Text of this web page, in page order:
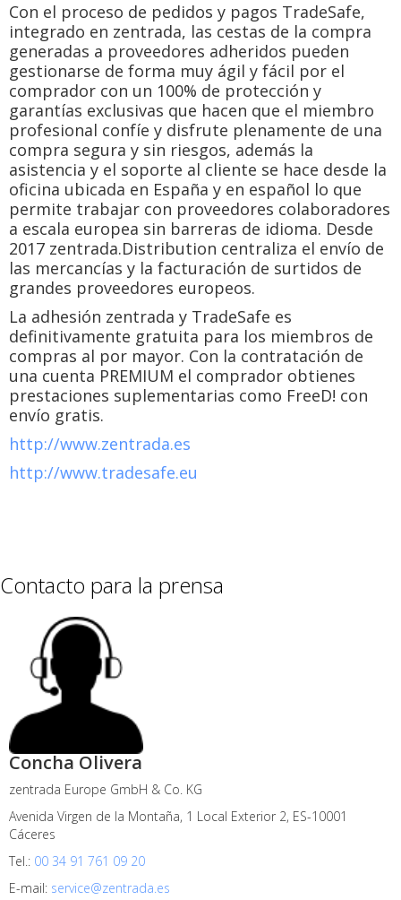
Con el proceso de pedidos y pagos TradeSafe,
integrado en zentrada, las cestas de la compra
generadas a proveedores adheridos pueden
gestionarse de forma muy ágil y fácil por el
comprador con un 100% de protección y
garantías exclusivas que hacen que el miembro
profesional confíe y disfrute plenamente de una
compra segura y sin riesgos, además la
asistencia y el soporte al cliente se hace desde la
oficina ubicada en España y en español lo que
permite trabajar con proveedores colaboradores
a escala europea sin barreras de idioma. Desde
2017 zentrada.Distribution centraliza el envío de
las mercancías y la facturación de surtidos de
grandes proveedores europeos.
La adhesión zentrada y TradeSafe es
definitivamente gratuita para los miembros de
compras al por mayor. Con la contratación de
una cuenta PREMIUM el comprador obtienes
prestaciones suplementarias como FreeD! con
envío gratis.
http://www.zentrada.es
http://www.tradesafe.eu
Contacto para la prensa
Concha Olivera
zentrada Europe GmbH & Co. KG
Avenida Virgen de la Montaña, 1 Local Exterior 2, ES-10001
Cáceres
Tel.: 00 34 91 761 09 20
E-mail: service@zentrada.es